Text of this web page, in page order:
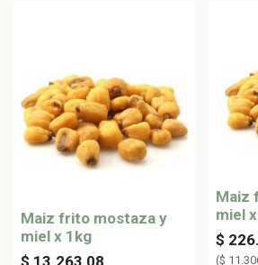
Maiz frito mostaza y
miel x 1kg
Maiz
miel
$
($